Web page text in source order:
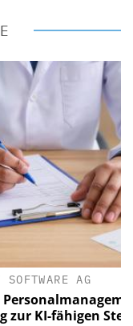
AG
fähigen Steuerung